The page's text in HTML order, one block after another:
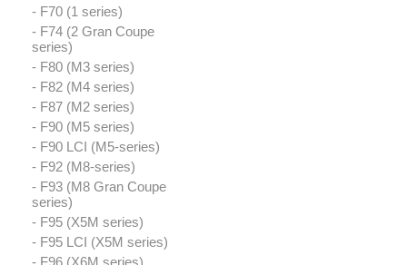
- F70 (1 series)
- F74 (2 Gran Coupe
series)
- F80 (M3 series)
- F82 (M4 series)
- F87 (M2 series)
- F90 (M5 series)
- F90 LCI (M5-series)
- F92 (M8-series)
- F93 (M8 Gran Coupe
series)
- F95 (X5M series)
- F95 LCI (X5M series)
- F96 (X6M series)